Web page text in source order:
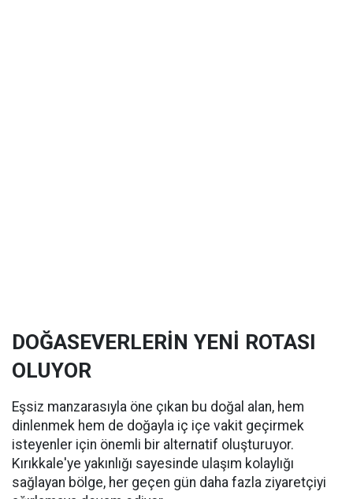
DOĞASEVERLERİN YENİ ROTASI
OLUYOR
Eşsiz manzarasıyla öne çıkan bu doğal alan, hem
dinlenmek hem de doğayla iç içe vakit geçirmek
isteyenler için önemli bir alternatif oluşturuyor.
Kırıkkale'ye yakınlığı sayesinde ulaşım kolaylığı
sağlayan bölge, her geçen gün daha fazla ziyaretçiyi